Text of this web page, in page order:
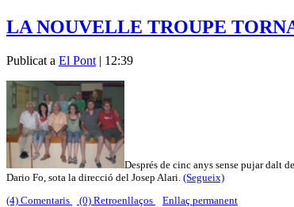
LA NOUVELLE TROUPE
Publicat a El Pont | 12:39
Després de cinc anys sense pujar dalt
Dario Fo, sota la direcció del Josep Alari. (Segueix)
(4) Comentaris
(0) Retroenllaços Enllaç permanent